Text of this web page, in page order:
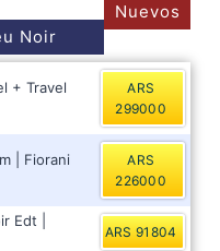
Noir
Nuevos
+ Travel
ARS
299000
| Fiorani
ARS
226000
Edt |
ARS 91804